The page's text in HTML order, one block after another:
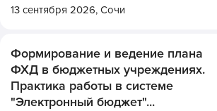
13 сентября 2026, Сочи
Формирование и ведение плана
ФХД в бюджетных учреждениях.
Практика работы в системе
"Электронный бюджет"...